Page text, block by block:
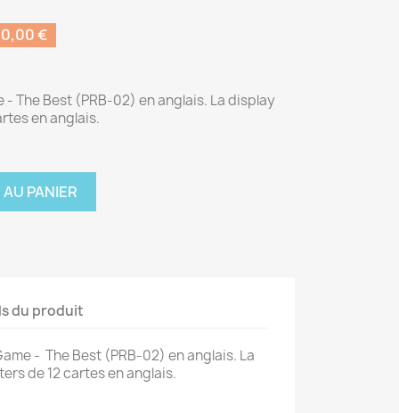
€
- The Best (PRB-02) en anglais. La display
en anglais.
PANIER
du produit
- The Best (PRB-02) en anglais. La
de 12 cartes en anglais.